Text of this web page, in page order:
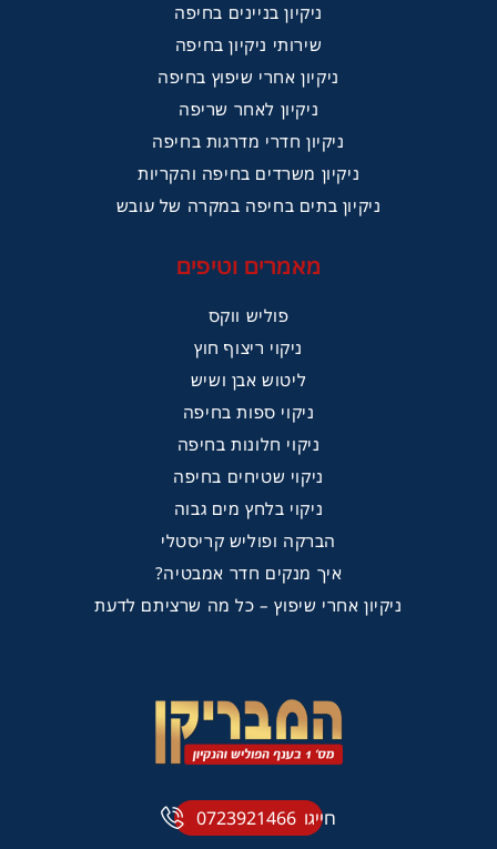
ניקיון בניינים בחיפה
שירותי ניקיון בחיפה
ניקיון אחרי שיפוץ בחיפה
ניקיון לאחר שריפה
ניקיון חדרי מדרגות בחיפה
ניקיון משרדים בחיפה והקריות
ניקיון בתים בחיפה במקרה של עובש
מאמרים וטיפים
פוליש ווקס
ניקוי ריצוף חוץ
ליטוש אבן ושיש
ניקוי ספות בחיפה
ניקוי חלונות בחיפה
ניקוי שטיחים בחיפה
ניקוי בלחץ מים גבוה
הברקה ופוליש קריסטלי
איך מנקים חדר אמבטיה?
ניקיון אחרי שיפוץ – כל מה שרציתם לדעת
חייגו 0723921466